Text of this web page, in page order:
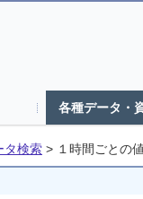
各種データ・
タ検索 > １時間ごとの